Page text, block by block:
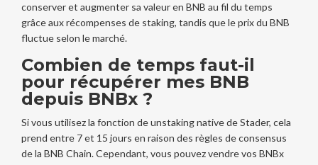
conserver et augmenter sa valeur en BNB au fil du temps
grâce aux récompenses de staking, tandis que le prix du BNB
fluctue selon le marché.
Combien de temps faut-il
pour récupérer mes BNB
depuis BNBx ?
Si vous utilisez la fonction de unstaking native de Stader, cela
prend entre 7 et 15 jours en raison des règles de consensus
de la BNB Chain. Cependant, vous pouvez vendre vos BNBx